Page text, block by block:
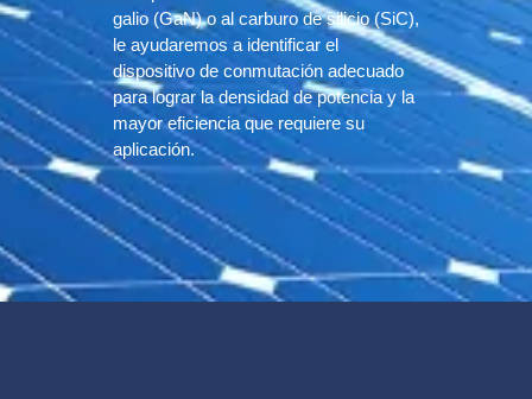
galio (GaN) o al carburo de silicio (SiC),
le ayudaremos a identificar el
dispositivo de conmutación adecuado
para lograr la densidad de potencia y la
mayor eficiencia que requiere su
aplicación.